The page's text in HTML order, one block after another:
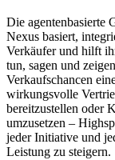
Die agentenbasierte
Nexus basiert,
Verkäufer und hilft
tun, sagen und
Verkaufschancen
wirkungsvolle
bereitzustellen oder
umzusetzen –
jeder Initiative und
Leistung zu steigern.